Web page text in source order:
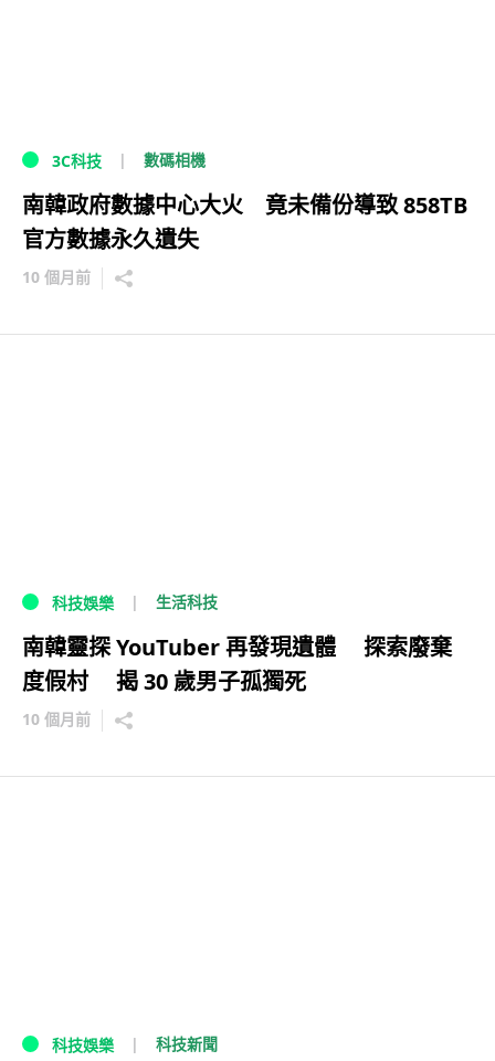
3C科技 數碼相機
南韓政府數據中心大火 竟未備份導致 858TB
官方數據永久遺失
10 個月前
科技娛樂 生活科技
南韓靈探 YouTuber 再發現遺體 探索廢棄
度假村 揭 30 歲男子孤獨死
10 個月前
科技娛樂 科技新聞